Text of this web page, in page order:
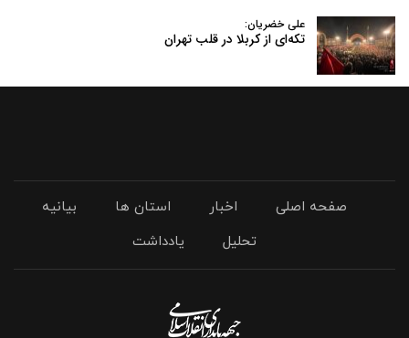
علی خضریان:
تکه‌ای از کربلا در قلب تهران
صفحه اصلی اخبار استان ها
بیانیه
تحلیل
یادداشت